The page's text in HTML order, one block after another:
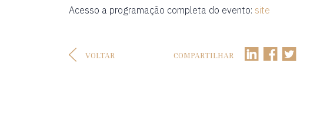
Acesso a programação completa do evento: site
VOLTAR COMPARTILHAR